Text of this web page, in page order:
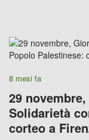
8 mesi fa
29
Solidarietà
corteo a